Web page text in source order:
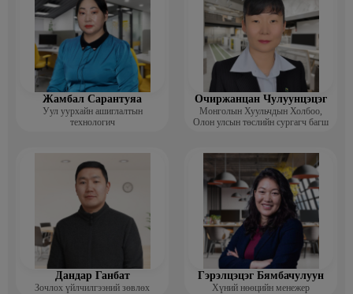
Жамбал Сарантуяа
Уул уурхайн ашиглалтын
технологич
Очиржанцан Чулуунцэцэг
Монголын Хуульчдын Холбоо,
Олон улсын төслийн сургагч багш
Дандар Ганбат
Зочлох үйлчилгээний зөвлөх
Гэрэлцэцэг Бямбачулуун
Хүний нөөцийн менежер